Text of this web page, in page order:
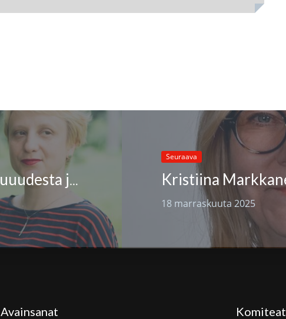
Keskustelu ukrainalaisesta kirjallisuuudesta ja kääntämisestä
Seuraava
18 marraskuuta 2025
Avainsanat Komiteat